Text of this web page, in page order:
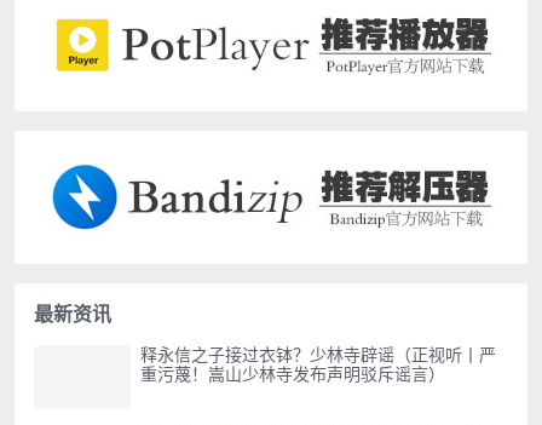
最新资讯
释永信之子接过衣钵？少林寺辟谣（正视听丨严
重污蔑！嵩山少林寺发布声明驳斥谣言）